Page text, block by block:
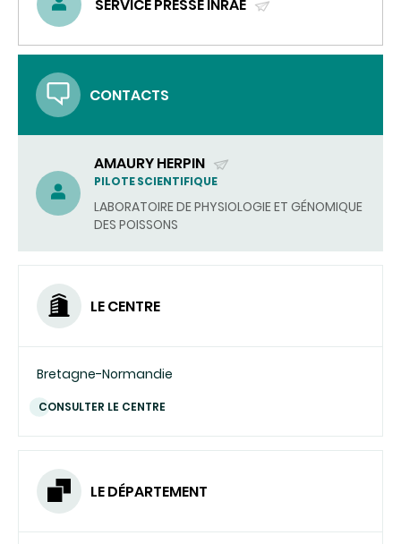
SERVICE PRESSE INRAE
UN
CONTACTS
AMAURY HERPIN
(ENVOYER
UN
COURRIEL)
PILOTE SCIENTIFIQUE
LABORATOIRE DE PHYSIOLOGIE ET GÉNOMIQUE
DES POISSONS
LE CENTRE
Bretagne-Normandie
CONSULTER LE CENTRE
LE DÉPARTEMENT